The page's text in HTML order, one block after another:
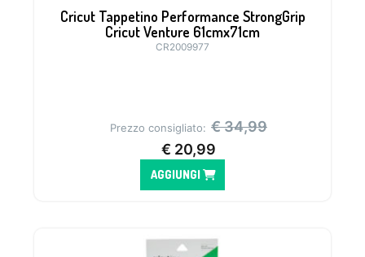
Cricut Tappetino Performance StrongGrip
Cricut Venture 61cmx71cm
CR2009977
Prezzo consigliato: €34,99
€ 20,99
AGGIUNGI